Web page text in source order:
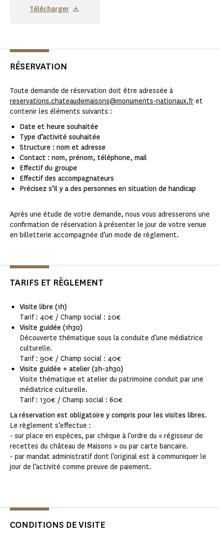
Télécharger
RÉSERVATION
Toute demande de réservation doit être adressée à
reservations.chateaudemaisons@monuments-nationaux.fr et
contenir les éléments suivants :
Date et heure souhaitée
Type d’activité souhaitée
Structure : nom et adresse
Contact : nom, prénom, téléphone, mail
Effectif du groupe
Effectif des accompagnateurs
Précisez s’il y a des personnes en situation de handicap
Après une étude de votre demande, nous vous adresserons une
confirmation de réservation à présenter le jour de votre venue
en billetterie accompagnée d’un mode de règlement.
TARIFS ET RÈGLEMENT
Visite libre (1h)
Tarif : 40€ / Champ social : 20€
Visite guidée (1h30)
Découverte thématique sous la conduite d’une médiatrice
culturelle.
Tarif : 90€ / Champ social : 40€
Visite guidée + atelier (2h-2h30)
Visite thématique et atelier du patrimoine conduit par une
médiatrice culturelle.
Tarif : 130€ / Champ social : 60€
La réservation est obligatoire y compris pour les visites libres.
Le règlement s’effectue :
- sur place en espèces, par chèque à l’ordre du « régisseur de
recettes du château de Maisons » ou par carte bancaire.
- par mandat administratif dont l’original est à communiquer le
jour de l’activité comme preuve de paiement.
CONDITIONS DE VISITE